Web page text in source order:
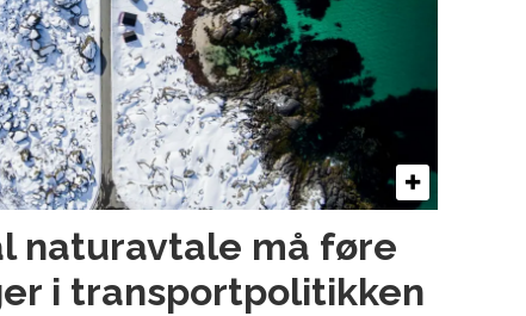
naturavtale må føre
i transportpolitikken